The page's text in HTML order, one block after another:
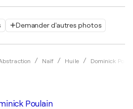
Demander d'autres photos
Naïf Huile Dominick
Poulain